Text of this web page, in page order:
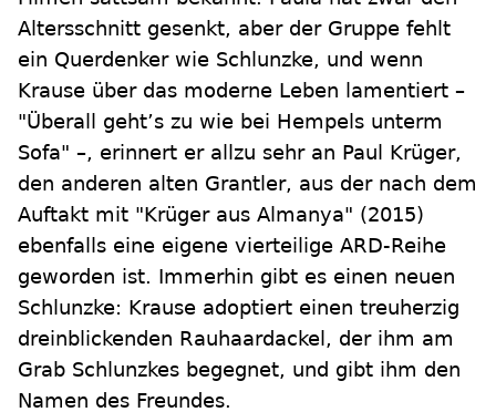
Altersschnitt gesenkt, aber der Gruppe fehlt
ein Querdenker wie Schlunzke, und wenn
Krause über das moderne Leben lamentiert –
"Überall geht’s zu wie bei Hempels unterm
Sofa" –, erinnert er allzu sehr an Paul Krüger,
den anderen alten Grantler, aus der nach dem
Auftakt mit "Krüger aus Almanya" (2015)
ebenfalls eine eigene vierteilige ARD-Reihe
geworden ist. Immerhin gibt es einen neuen
Schlunzke: Krause adoptiert einen treuherzig
dreinblickenden Rauhaardackel, der ihm am
Grab Schlunzkes begegnet, und gibt ihm den
Namen des Freundes.